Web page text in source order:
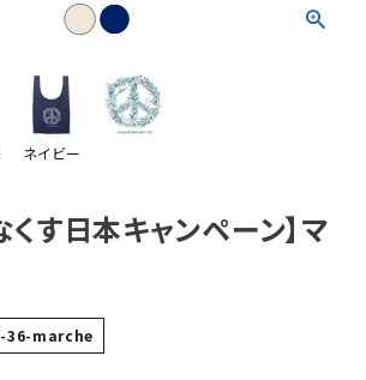
ネイビー
くす日本キャンペーン】マ
36-marche